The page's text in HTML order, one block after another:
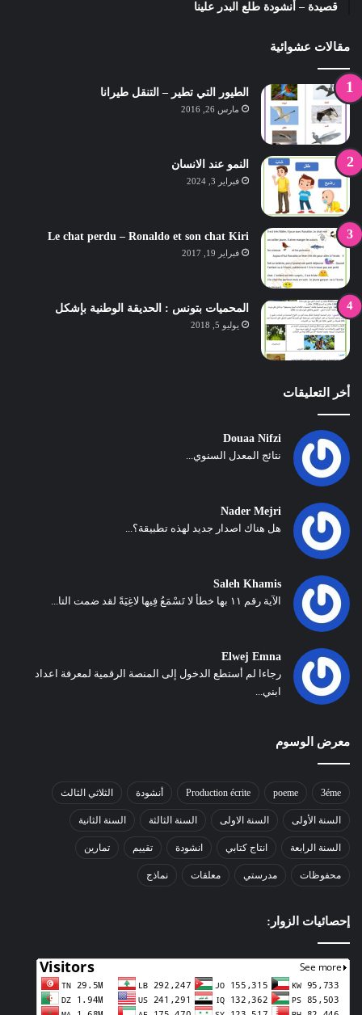
قصيدة – أنشودة طلع البدر علينا
مقالات عشوائية
الطيور التي تطير – التنقل طيرانا
مارس 26, 2016
النمو عند الانسان
فبراير 3, 2024
Le chat perdu – Ronaldo et son chat Kiri
فبراير 19, 2017
المحميات بتونس : الحديقة الوطنية بإشكل
يوليو 5, 2018
أخر التعليقات
Douaa Nifzi
نتائج المعدل السنوي...
Nader Mejri
هل هناك اصدار جديد لهذه تطبيقة؟...
Saleh Khamis
الآية رقم ١١ بها خطأ لا تَسْمَعُ فِيها لاغِيَةً لقد ضمت التا...
Elwej Emna
رجاءا لم أستطع الدخول إلى المنصة الرقمية لمعرفة اعداد
ابني...
معرض الوسوم
3éme
poeme
Production écrite أنشودة الثلاثي الثالث
السنة الأولى السنة الاولى السنة الثالثة السنة الثانية
السنة الرابعة انتاج كتابي انشودة تقييم تمارين
محفوظات مدرستي معلقات نماذج
إحصائيات الزوار: